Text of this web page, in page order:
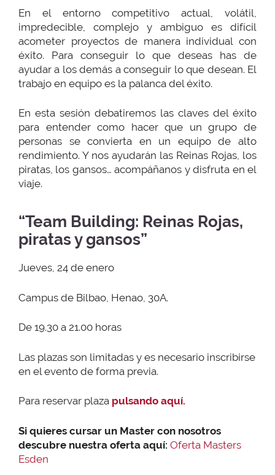
En el entorno competitivo actual, volátil,
impredecible, complejo y ambiguo es difícil
acometer proyectos de manera individual con
éxito. Para conseguir lo que deseas has de
ayudar a los demás a conseguir lo que desean. El
trabajo en equipo es la palanca del éxito.
En esta sesión debatiremos las claves del éxito
para entender como hacer que un grupo de
personas se convierta en un equipo de alto
rendimiento. Y nos ayudarán las Reinas Rojas, los
piratas, los gansos… acompáñanos y disfruta en el
viaje.
“Team Building: Reinas Rojas,
piratas y gansos”
Jueves, 24 de enero
Campus de Bilbao, Henao, 30A.
De 19.30 a 21.00 horas
Las plazas son limitadas y es necesario inscribirse
en el evento de forma previa.
Para reservar plaza pulsando aquí.
Si quieres cursar un Master con nosotros
descubre nuestra oferta aquí: Oferta Masters
Esden